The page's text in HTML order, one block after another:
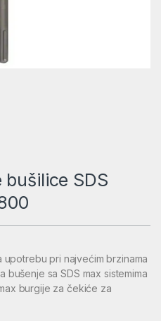
SDS
upotrebu pri najvećim brzinama
sa SDS max sistemima
burgije za čekiće za